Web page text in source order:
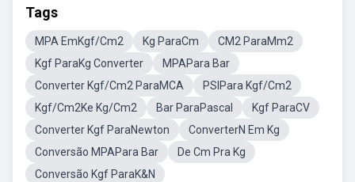
Tags
MPA EmKgf/Cm2 Kg ParaCm
CM2 ParaMm2
Kgf ParaKg Converter
MPAPara Bar
Converter Kgf/Cm2 ParaMCA
PSIPara Kgf/Cm2
Kgf/Cm2Ke Kg/Cm2
Bar ParaPascal
Kgf ParaCV
Converter Kgf ParaNewton
ConverterN Em Kg
Conversão MPAPara Bar
De Cm Pra Kg
Conversão Kgf ParaK&N